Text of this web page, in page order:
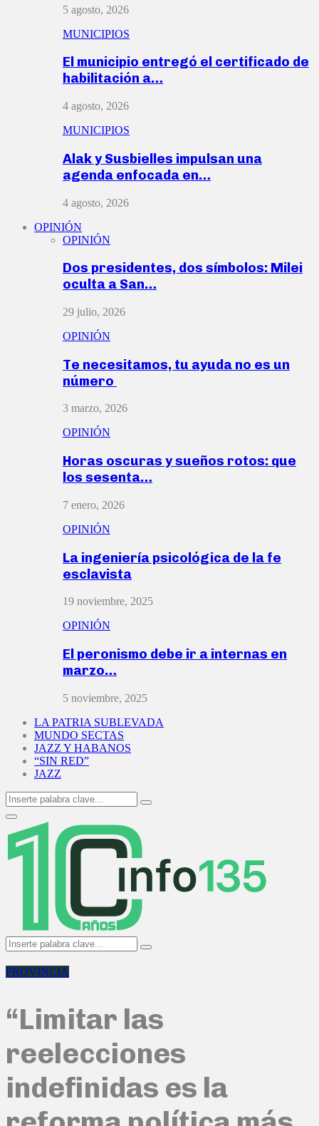
5 agosto, 2026
MUNICIPIOS
El municipio entregó el certificado de
habilitación a…
4 agosto, 2026
MUNICIPIOS
Alak y Susbielles impulsan una
agenda enfocada en…
4 agosto, 2026
OPINIÓN
OPINIÓN
Dos presidentes, dos símbolos: Milei
oculta a San…
29 julio, 2026
OPINIÓN
Te necesitamos, tu ayuda no es un
número
3 marzo, 2026
OPINIÓN
Horas oscuras y sueños rotos: que
los sesenta…
7 enero, 2026
OPINIÓN
La ingeniería psicológica de la fe
esclavista
19 noviembre, 2025
OPINIÓN
El peronismo debe ir a internas en
marzo…
5 noviembre, 2025
LA PATRIA SUBLEVADA
MUNDO SECTAS
JAZZ Y HABANOS
“SIN RED”
JAZZ
Search
for:
Search
Primary
Menu
Search
for:
Search
PROVINCIA
“Limitar las
reelecciones
indefinidas es la